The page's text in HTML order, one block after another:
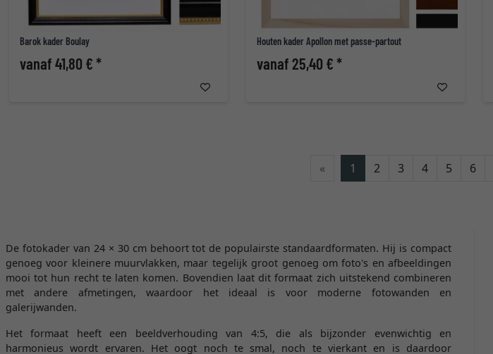
Barok kader Boulay
vanaf 41,80 € *
Houten kader Apollon met passe-partout
vanaf 25,40 € *
« 1 2 3 4 5 6
De fotokader van 24 × 30 cm behoort tot de populairste standaardformaten. Hij is compact
genoeg voor kleinere muurvlakken, maar tegelijk groot genoeg om foto's en afbeeldingen
mooi tot hun recht te laten komen. Bovendien laat dit formaat zich uitstekend combineren
met andere afmetingen, waardoor het ideaal is voor moderne fotowanden en
galerijwanden.
Het formaat heeft een beeldverhouding van 4:5, die als bijzonder evenwichtig en
harmonieus wordt ervaren. Het oogt noch te smal, noch te vierkant en is daardoor